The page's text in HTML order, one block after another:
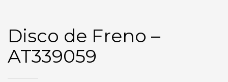
Disco de Freno –
AT339059